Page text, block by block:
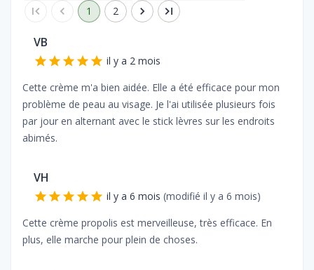
1
2
VB
il y a 2 mois
Cette crème m'a bien aidée. Elle a été efficace pour mon
problème de peau au visage. Je l'ai utilisée plusieurs fois
par jour en alternant avec le stick lèvres sur les endroits
abimés.
VH
il y a 6 mois (modifié il y a 6 mois)
Cette crème propolis est merveilleuse, très efficace. En
plus, elle marche pour plein de choses.